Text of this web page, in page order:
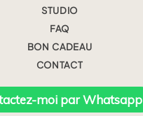
STUDIO
FAQ
BON CADEAU
CONTACT
moi par Whatsapp